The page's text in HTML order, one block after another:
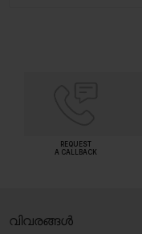
REQUEST
A CALLBACK
വിവരങ്ങൾ